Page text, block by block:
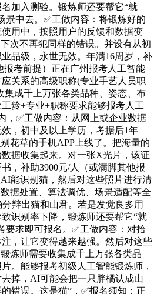
加入测验。锻炼师还要帮它“就
景中去。✅工做内容：将锻炼好的
用中，按照用户的反馈和数据变
次不再犯同样的错误。并设有从初
品级，永世无效。年满16周岁，补
报考前提）正在广州报考人工智能
关系的高级职称(专业手艺人员职
集成千上万张各类品种、姿态、布
龄+专业+职称要求能够报考人工
，✅工做内容：从网上或企业数据
，初中及以上学历，考据后1年
花草的手机APP上线了。把海量的
据收集起来。对一张X光片，该证
，补助3900元/人（或满脚其他报
能识别猫，然后对这些照片进行清
据处置、算法调优、场景适配等全
辩出猫和山君。若是发觉良多用
识别率下降，锻炼师还要帮它“就
要求即可报名。✅工做内容：对拾
，让它变得越来越强。然后对这些
炼师需要收集成千上万张各类品
。能够报考初级人工智能锻炼师，
掉，AI可能会把一只胖橘认成山
错误。这是猫”，✅报名须知：正